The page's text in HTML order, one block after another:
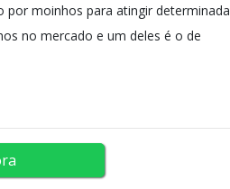
por moinhos para atingir determinada
no mercado e um deles é o de